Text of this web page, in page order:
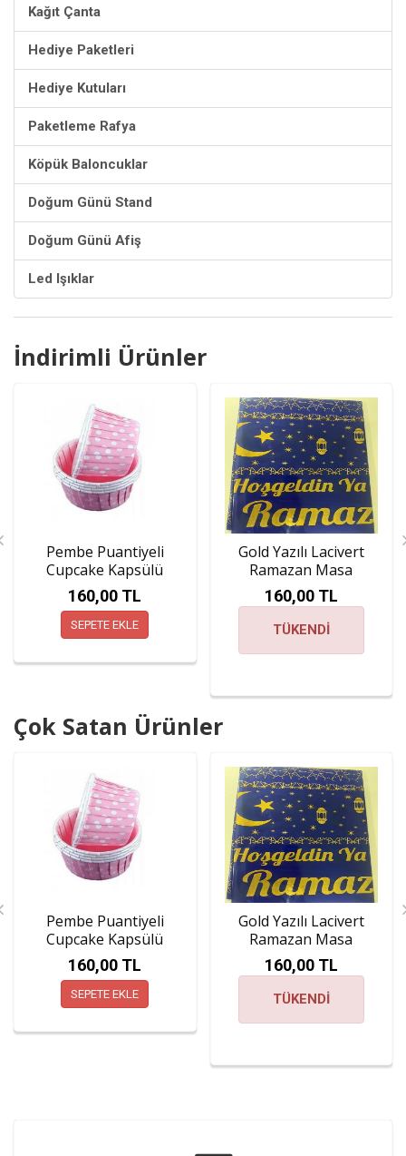
Kağıt Çanta
Hediye Paketleri
Hediye Kutuları
Paketleme Rafya
Köpük Baloncuklar
Doğum Günü Stand
Doğum Günü Afiş
Led Işıklar
İndirimli Ürünler
Pembe Puantiyeli
Cupcake Kapsülü
160,00 TL
SEPETE EKLE
Gold Yazılı Lacivert
Ramazan Masa
Örtüsü
160,00 TL
TÜKENDİ
Çok Satan Ürünler
Pembe Puantiyeli
Cupcake Kapsülü
160,00 TL
SEPETE EKLE
Gold Yazılı Lacivert
Ramazan Masa
Örtüsü
160,00 TL
TÜKENDİ